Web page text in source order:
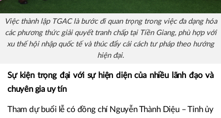
Việc thành lập TGAC là bước đi quan trọng trong việc đa dạng hóa
các phương thức giải quyết tranh chấp tại Tiền Giang, phù hợp với
xu thế hội nhập quốc tế và thúc đẩy cải cách tư pháp theo hướng
hiện đại.
Sự kiện trọng đại với sự hiện diện của nhiều lãnh đạo và
chuyên gia uy tín
Tham dự buổi lễ có đồng chí Nguyễn Thành Diệu – Tỉnh ủy